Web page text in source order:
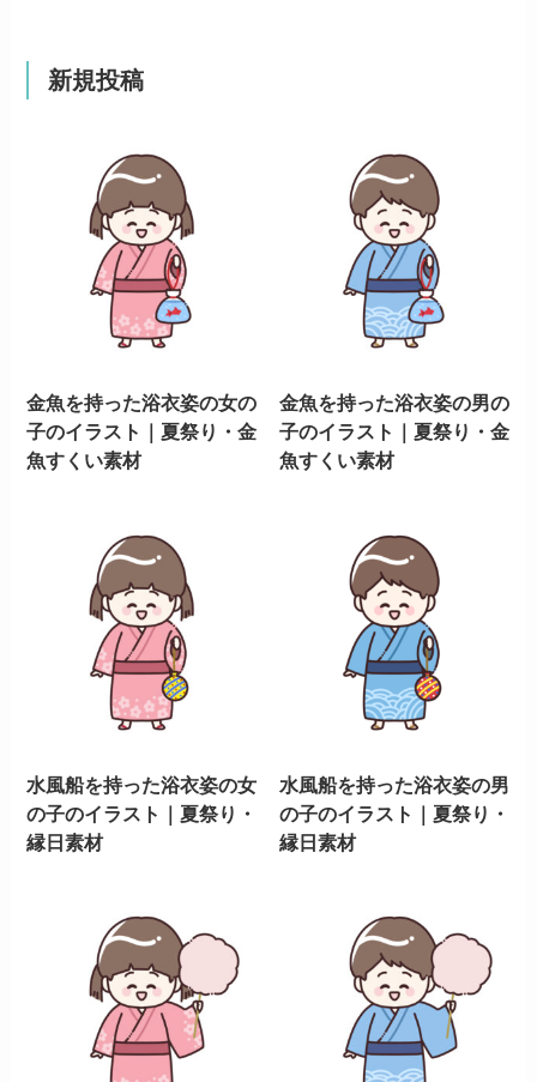
新規投稿
金魚を持った浴衣姿の女の
子のイラスト｜夏祭り・金
魚すくい素材
金魚を持った浴衣姿の男の
子のイラスト｜夏祭り・金
魚すくい素材
水風船を持った浴衣姿の女
の子のイラスト｜夏祭り・
縁日素材
水風船を持った浴衣姿の男
の子のイラスト｜夏祭り・
縁日素材